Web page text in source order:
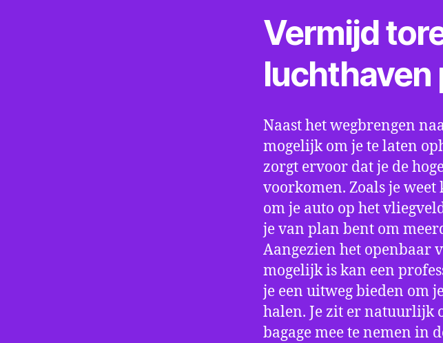
Vermijd
luchthaven
Naast het wegbrengen
mogelijk om je te laten
zorgt ervoor dat je de
voorkomen. Zoals je
om je auto op het
je van plan bent om
Aangezien het openbaar
mogelijk is kan een
je een uitweg bieden om
halen. Je zit er natuurlijk
bagage mee te nemen in